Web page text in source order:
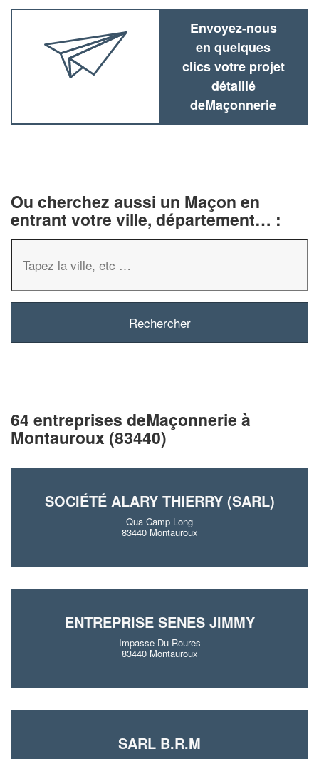
Envoyez-nous
en quelques
clics votre projet
détaillé
deMaçonnerie
Ou cherchez aussi un Maçon en
entrant votre ville, département… :
64 entreprises deMaçonnerie à
Montauroux (83440)
SOCIÉTÉ ALARY THIERRY (SARL)
Qua Camp Long
83440 Montauroux
ENTREPRISE SENES JIMMY
Impasse Du Roures
83440 Montauroux
SARL B.R.M